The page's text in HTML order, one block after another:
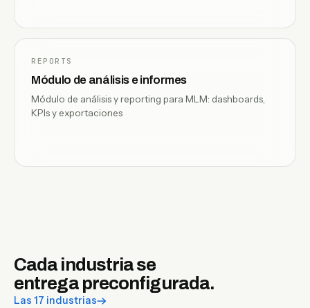
REPORTS
Módulo de análisis e informes
Módulo de análisis y reporting para MLM: dashboards,
KPIs y exportaciones
Cada industria se
entrega preconfigurada.
Las 17 industrias